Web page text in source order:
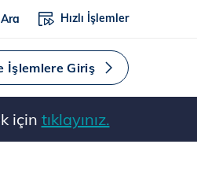
Ara Hızlı İşlemler
İşlemlere Giriş
için tıklayınız.